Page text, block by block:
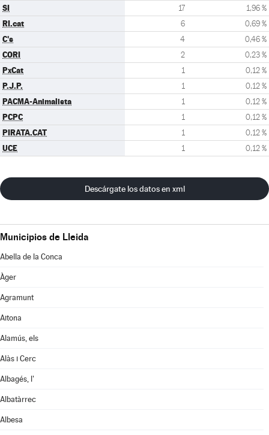
SI 17 1,96 %
RI.cat 6 0,69 %
C's 4 0,46 %
CORI 2 0,23 %
PxCat 1 0,12 %
P.J.P. 1 0,12 %
PACMA-Animalista 1 0,12 %
PCPC 1 0,12 %
PIRATA.CAT 1 0,12 %
UCE 1 0,12 %
Descárgate los datos en xml
Municipios de Lleida
Abella de la Conca
Àger
Agramunt
Aitona
Alamús, els
Alàs i Cerc
Albagés, l'
Albatàrrec
Albesa